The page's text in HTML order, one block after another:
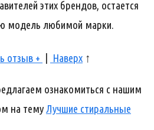
этих брендов, остается
модель любимой марки.
отзыв + Наверх ↑
ознакомиться с нашим
на темуЛучшие стиральные